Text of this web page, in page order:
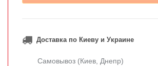
Доставка по Киеву и Украине
Самовывоз (Киев, Днепр)